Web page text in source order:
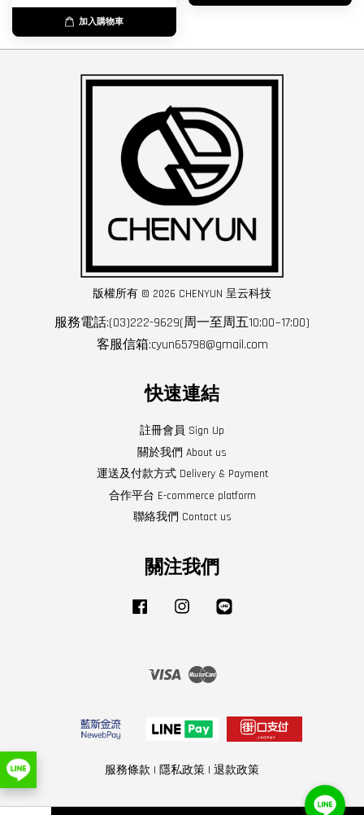
加入購物車
版權所有 © 2026 CHENYUN 呈云科技
服務電話:(03)222-9629(周一至周五10:00~17:00)
客服信箱:cyun65798@gmail.com
快速連結
註冊會員 Sign Up
關於我們 About us
運送及付款方式 Delivery & Payment
合作平台 E-commerce platform
聯絡我們 Contact us
關注我們
Facebook Instagram
Visa Master
服務條款 | 隱私政策 | 退款政策